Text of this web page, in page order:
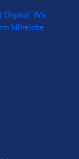
Digital. Wir
hilfreiche